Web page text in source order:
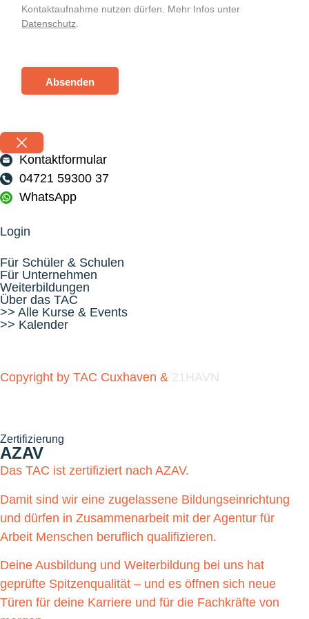
Kontaktaufnahme nutzen dürfen. Mehr Infos unter
Datenschutz.
Absenden
Kontaktformular
04721 59300 37
WhatsApp
Login
Für Schüler & Schulen
Für Unternehmen
Weiterbildungen
Über das TAC
>> Alle Kurse & Events
>> Kalender
Copyright by TAC Cuxhaven & 21HAVN
Zertifizierung
AZAV
Das TAC ist zertifiziert nach AZAV.
Damit sind wir eine zugelassene Bildungseinrichtung
und dürfen in Zusammenarbeit mit der Agentur für
Arbeit Menschen beruflich qualifizieren.
Deine Ausbildung und Weiterbildung bei uns hat
geprüfte Spitzenqualität – und es öffnen sich neue
Türen für deine Karriere und für die Fachkräfte von